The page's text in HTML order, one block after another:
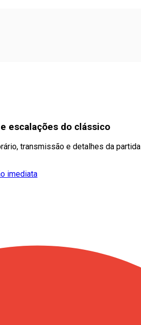
escalações do clássico
transmissão e detalhes da partida
imediata